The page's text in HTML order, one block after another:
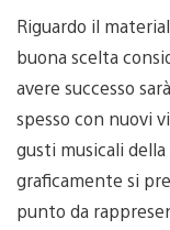
Riguardo il
buona scelta
avere successo
spesso con nuovi
gusti musicali
graficamente si
punto da